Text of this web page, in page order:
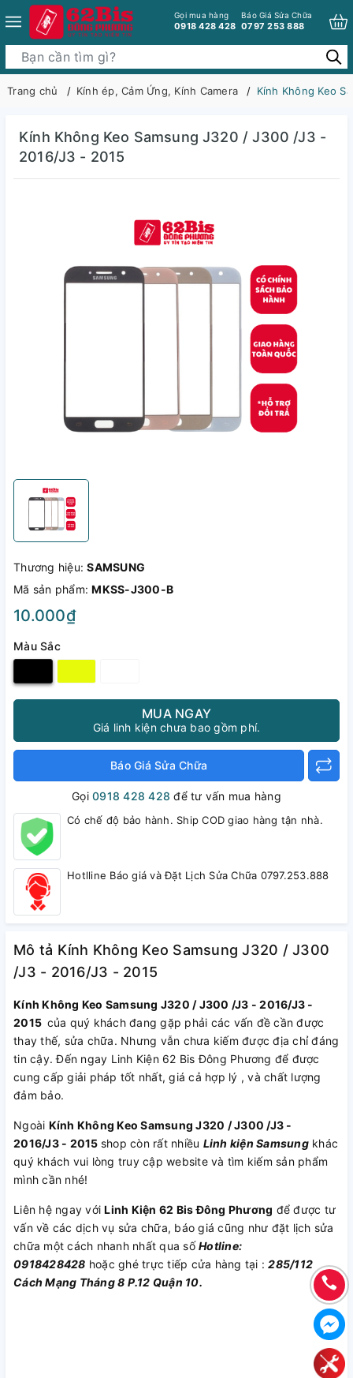
Gọi mua hàng
0918 428 428
Báo Giá Sửa Chữa
0797 253 888
Trang chủ Kính ép, Cảm Ứng, Kính Camera Kính Không Keo
Kính Không Keo Samsung J320 / J300 /J3 -
2016/J3 - 2015
Thương hiệu:SAMSUNG
Mã sản phẩm:MKSS-J300-B
10.000₫
Màu Sắc
MUA NGAY
Giá linh kiện chưa bao gồm phí.
Báo Giá Sửa Chữa
Gọi0918 428 428 để tư vấn mua hàng
Có chế độ bảo hành. Ship COD giao hàng tận nhà.
Hotlline Báo giá và Đặt Lịch Sửa Chữa 0797.253.888
Mô tả Kính Không Keo Samsung J320 / J300
/J3 - 2016/J3 - 2015
Kính Không Keo Samsung J320 / J300 /J3 - 2016/J3 -
2015 của quý khách đang gặp phải các vấn đề cần được
thay thế, sửa chữa. Nhưng vẫn chưa kiếm được địa chỉ đáng
tin cậy. Đến ngay Linh Kiện 62 Bis Đông Phương để được
cung cấp giải pháp tốt nhất, giá cả hợp lý , và chất lượng
đảm bảo.
Ngoài Kính Không Keo Samsung J320 / J300 /J3 -
2016/J3 - 2015 shop còn rất nhiều Linh kiện Samsungkhác
quý khách vui lòng truy cập website và tìm kiếm sản phẩm
mình cần nhé!
Liên hệ ngay vớiLinh Kiện 62 Bis Đông Phương để được tư
vấn về các dịch vụ sửa chữa, báo giá cũng như đặt lịch sửa
chữa một cách nhanh nhất qua sốHotline:
0918428428 hoặc ghé trực tiếp cửa hàng tại :285/112
Cách Mạng Tháng 8 P.12 Quận 10.